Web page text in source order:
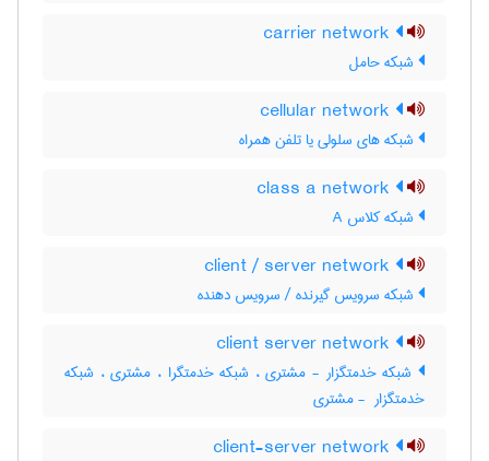
شبکه حامل
شبکه های سلولی یا تلفن همراه
شبکه کلاس A
شبکه سرویس گیرنده / سرویس دهنده
شبکه خدمتگزار - مشتری ، شبکه خدمتگرا ، مشتری ، شبکه
خدمتگزار ‎ - مشتری